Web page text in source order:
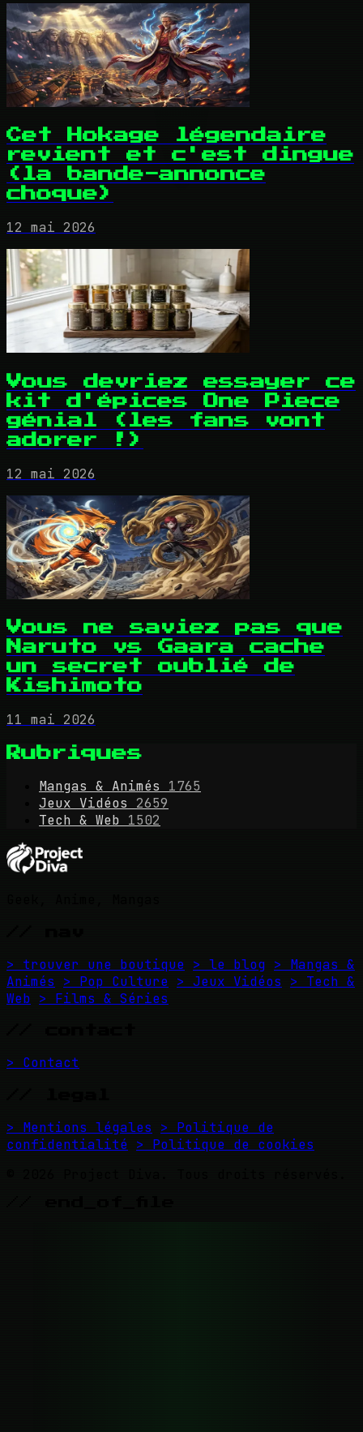
Cet Hokage légendaire
revient et c'est dingue
(la bande-annonce
choque)
12 mai 2026
Vous devriez essayer ce
kit d'épices One Piece
génial (les fans vont
adorer !)
12 mai 2026
Vous ne saviez pas que
Naruto vs Gaara cache
un secret oublié de
Kishimoto
11 mai 2026
Rubriques
Mangas & Animés
1765
Jeux Vidéos
2659
Tech & Web 1502
> trouver une boutique > le blog > Mangas &
Animés
> Pop Culture > Jeux Vidéos
> Tech &
Web > Films & Séries
> Contact
> Mentions légales
> Politique de
confidentialité > Politique de cookies